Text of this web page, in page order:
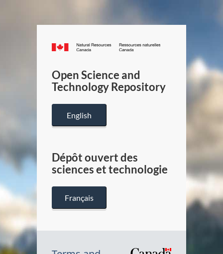
Canada.ca
/
Canada
Open Science and
Technology Repository
English
Dépôt ouvert des
sciences et technologie
Français